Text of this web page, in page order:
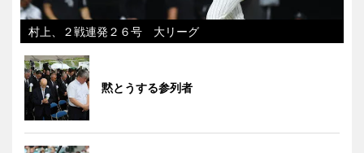
村上、２戦連発２６号 大リーグ
黙とうする参列者